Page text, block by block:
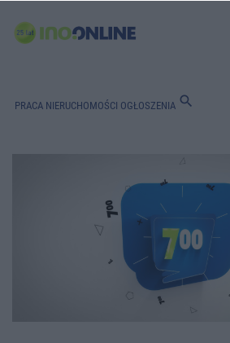
PRACA NIERUCHOMOŚCI OGŁOSZENIA search